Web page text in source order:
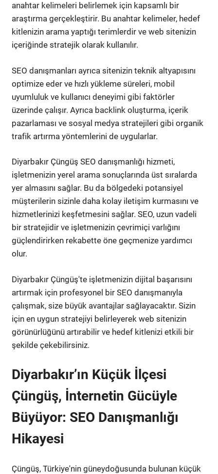
anahtar kelimeleri belirlemek için kapsamlı bir
araştırma gerçekleştirir. Bu anahtar kelimeler, hedef
kitlenizin arama yaptığı terimlerdir ve web sitenizin
içeriğinde stratejik olarak kullanılır.
SEO danışmanları ayrıca sitenizin teknik altyapısını
optimize eder ve hızlı yükleme süreleri, mobil
uyumluluk ve kullanıcı deneyimi gibi faktörler
üzerinde çalışır. Ayrıca backlink oluşturma, içerik
pazarlaması ve sosyal medya stratejileri gibi organik
trafik artırma yöntemlerini de uygularlar.
Diyarbakır Çüngüş SEO danışmanlığı hizmeti,
işletmenizin yerel arama sonuçlarında üst sıralarda
yer almasını sağlar. Bu da bölgedeki potansiyel
müşterilerin sizinle daha kolay iletişim kurmasını ve
hizmetlerinizi keşfetmesini sağlar. SEO, uzun vadeli
bir stratejidir ve işletmenizin çevrimiçi varlığını
güçlendirirken rekabette öne geçmenize yardımcı
olur.
Diyarbakır Çüngüş'te işletmenizin dijital başarısını
artırmak için profesyonel bir SEO danışmanıyla
çalışmak, size büyük avantajlar sağlayacaktır. Sizin
için en uygun stratejiyi belirleyerek web sitenizin
görünürlüğünü artırabilir ve hedef kitlenizi etkili bir
şekilde çekebilirsiniz.
Diyarbakır’ın Küçük İlçesi
Çüngüş, İnternetin Gücüyle
Büyüyor: SEO Danışmanlığı
Hikayesi
Çüngüş, Türkiye'nin güneydoğusunda bulunan küçük